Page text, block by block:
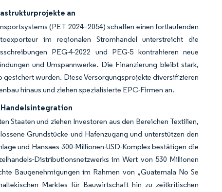
an
(PET 2024–2054) schaffen einen fortlaufenden
im regionalen Stromhandel unterstreicht die
PEG-4-2022 und PEG-5 kontrahieren neue
und Umspannwerke. Die Finanzierung bleibt stark,
gesichert wurden. Diese Versorgungsprojekte diversifizieren
hinaus und ziehen spezialisierte EPC-Firmen an.
Staaten und ziehen Investoren aus den Bereichen Textilien,
Grundstücke und Hafenzugang und unterstützen den
und Hansaes 300-Millionen-USD-Komplex bestätigen die
Distributionsnetzwerks im Wert von 530 Millionen
Baugenehmigungen im Rahmen von „Guatemala No Se
Marktes für Bauwirtschaft hin zu zeitkritischen